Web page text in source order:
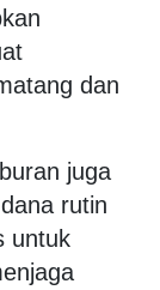
dan
juga
rutin
untuk